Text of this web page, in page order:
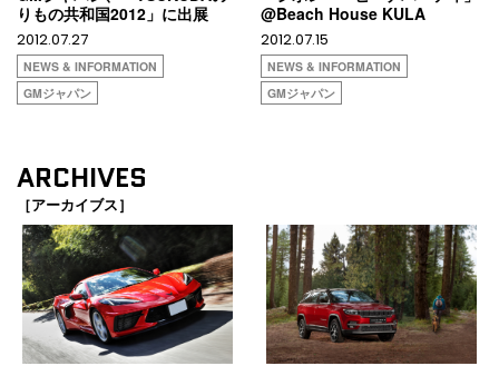
りもの共和国2012」に出展
2012.07.27
NEWS & INFORMATION
GMジャパン
@Beach House KULA
2012.07.15
NEWS & INFORMATION
GMジャパン
ARCHIVES
［アーカイブス］